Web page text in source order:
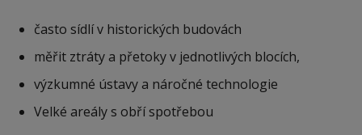
často sídlí v historických budovách
měřit ztráty a přetoky v jednotlivých blocích,
výzkumné ústavy a náročné technologie
Velké areály s obří spotřebou